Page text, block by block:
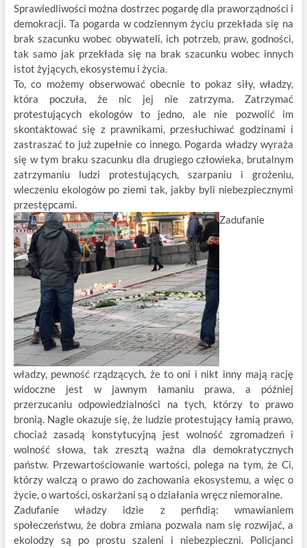
Sprawiedliwości można dostrzec pogardę dla praworządności i
demokracji. Ta pogarda w codziennym życiu przekłada się na
brak szacunku wobec obywateli, ich potrzeb, praw, godności,
tak samo jak przekłada się na brak szacunku wobec innych
istot żyjących, ekosystemu i życia.
To, co możemy obserwować obecnie to pokaz siły, władzy,
która poczuła, że nic jej nie zatrzyma. Zatrzymać
protestujących ekologów to jedno, ale nie pozwolić im
skontaktować się z prawnikami, przesłuchiwać godzinami i
zastraszać to już zupełnie co innego. Pogarda władzy wyraża
się w tym braku szacunku dla drugiego człowieka, brutalnym
zatrzymaniu ludzi protestujących, szarpaniu i grożeniu,
wleczeniu ekologów po ziemi tak, jakby byli niebezpiecznymi
przestępcami.
Zadufanie
władzy, pewność rządzących, że to oni i nikt inny mają rację
widoczne jest w jawnym łamaniu prawa, a później
przerzucaniu odpowiedzialności na tych, którzy to prawo
bronią. Nagle okazuje się, że ludzie protestujący łamią prawo,
chociaż zasadą konstytucyjną jest wolność zgromadzeń i
wolność słowa, tak zresztą ważna dla demokratycznych
państw. Przewartościowanie wartości, polega na tym, że Ci,
którzy walczą o prawo do zachowania ekosystemu, a więc o
życie, o wartości, oskarżani są o działania wręcz niemoralne.
Zadufanie władzy idzie z perfidią: wmawianiem
społeczeństwu, że dobra zmiana pozwala nam się rozwijać, a
ekolodzy są po prostu szaleni i niebezpieczni. Policjanci